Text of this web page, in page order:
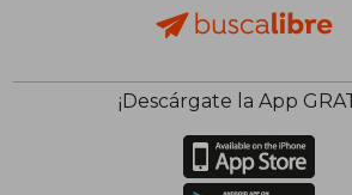
¡Descárgate la App